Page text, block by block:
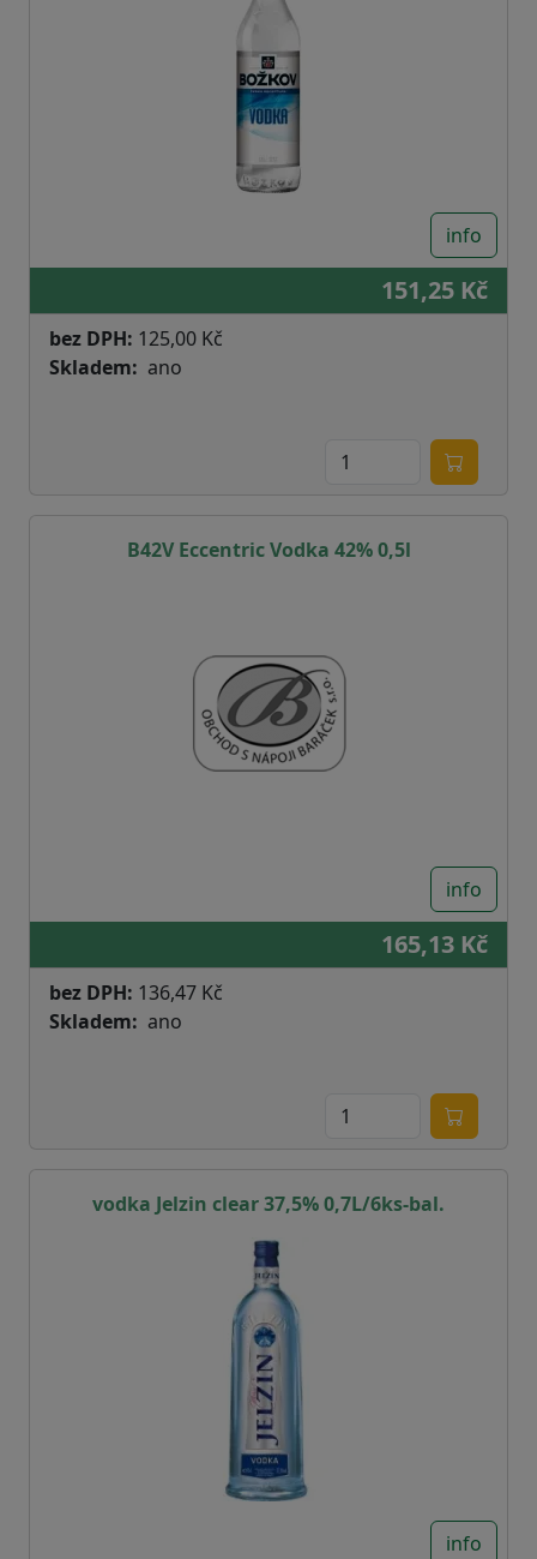
info
151,25 Kč
bez DPH: 125,00 Kč
Skladem
ano
B42V Eccentric Vodka 42% 0,5l
info
165,13 Kč
bez DPH: 136,47 Kč
Skladem
ano
vodka Jelzin clear 37,5% 0,7L/6ks-bal.
info